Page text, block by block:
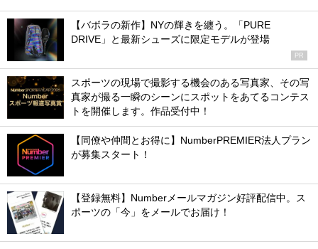
【バボラの新作】NYの輝きを纏う。「PURE
DRIVE」と最新シューズに限定モデルが登場
PR
スポーツの現場で撮影する機会のある写真家、その写
真家が撮る一瞬のシーンにスポットをあてるコンテス
トを開催します。作品受付中！
【同僚や仲間とお得に】NumberPREMIER法人プラン
が募集スタート！
【登録無料】Numberメールマガジン好評配信中。ス
ポーツの「今」をメールでお届け！